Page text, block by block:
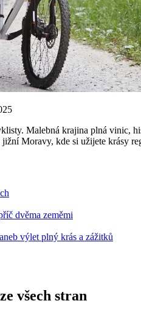
Malebná krajina plná vinic,
Moravy, kde si užijete krásy
dvěma zeměmi
výlet plný krás a zážitků
všech stran